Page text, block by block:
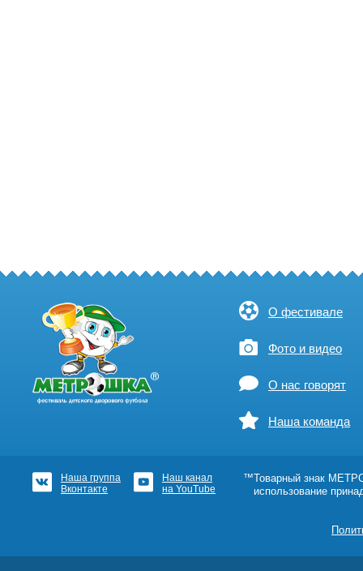
О фестивале
Фото и видео
О нас говорят
Наша команда
Наша группа
Вконтакте
Наш канал
на YouTube
™Товарный знак
использование